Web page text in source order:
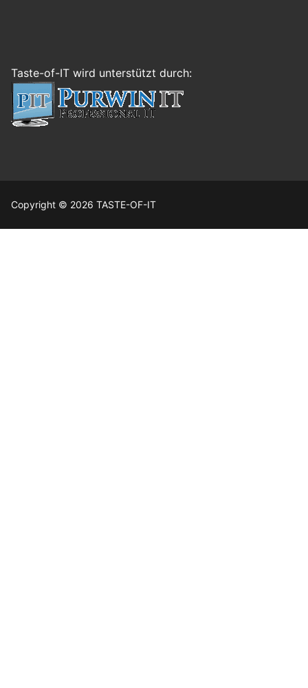
Taste-of-IT wird unterstützt durch:
Copyright © 2026 TASTE-OF-IT